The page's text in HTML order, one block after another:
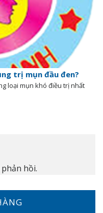
trị mụn đầu đen?
loại mụn khó điều trị nhất
hồi.